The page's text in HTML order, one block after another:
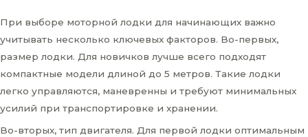
При выборе моторной лодки для начинающих важно
учитывать несколько ключевых факторов. Во-первых,
размер лодки. Для новичков лучше всего подходят
компактные модели длиной до 5 метров. Такие лодки
легко управляются, маневренны и требуют минимальных
усилий при транспортировке и хранении.
Во-вторых, тип двигателя. Для первой лодки оптимальным